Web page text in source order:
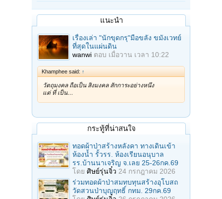
แนะนำ
เรื่องเล่า "นักขุดกรุ"มือขลัง ขมังเวทย์
ที่สุดในแผ่นดิน
wanwi ตอบ เมื่อวาน เวลา 10:22
Khamphee said: ↑
วัตถุมงคล ถือเป็น สิ่งมงคล สักการะอย่างหนึ่ง
แต่ ที่ เป็น…
กระทู้ที่น่าสนใจ
ทอดผ้าป่าสร้างหลังคา ทางเดินเข้า
ห้องน้ำ รั้วรร. ห้องเรียนอนุบาล
รร.บ้านนาเจริญ จ.เลย 25-26กค.69
โดย ศิษย์รุ่นจิ๋ว 24 กรกฎาคม 2026
ร่วมทอดผ้าป่าสมทบทุนสร้างอุโบสถ
วัดสวนป่าบุญฤทธิ์ กทม. 29กค.69